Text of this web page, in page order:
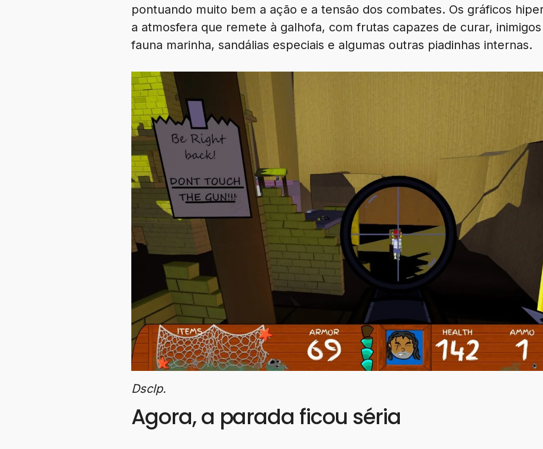
pontuando muito bem a ação e a tensão dos combates. Os gráficos
a atmosfera que remete à galhofa, com frutas capazes de curar,
fauna marinha, sandálias especiais e algumas outras piadinhas internas.
Dsclp.
Agora, a parada ficou séria